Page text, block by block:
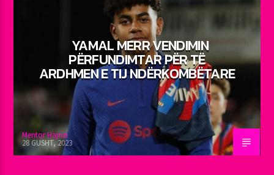
YAMAL MERR VENDIMIN
PËRFUNDIMTAR PËR TË
ARDHMEN E TIJ NDËRKOMBËTARE
Mentor Hajrizi
28 GUSHT, 2023